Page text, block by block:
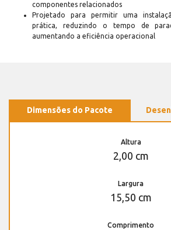
componentes relacionados
Projetado para permitir uma
prática, reduzindo o tempo de
aumentando a eficiência operacional
Dimensões do Pacote
Altura
2,00 cm
Largura
15,50 cm
Comprimento